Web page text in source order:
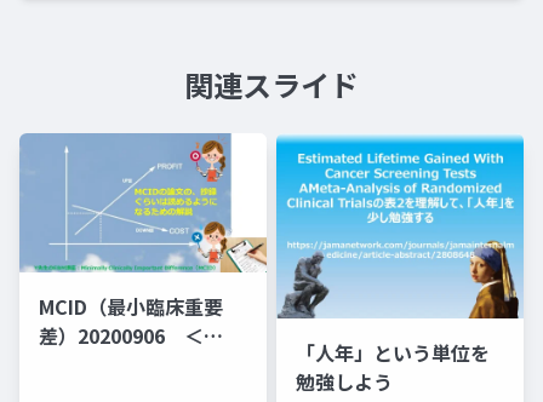
関連スライド
MCID（最小臨床重要
差）20200906 ＜
「人年」という単位を
勉強しよう